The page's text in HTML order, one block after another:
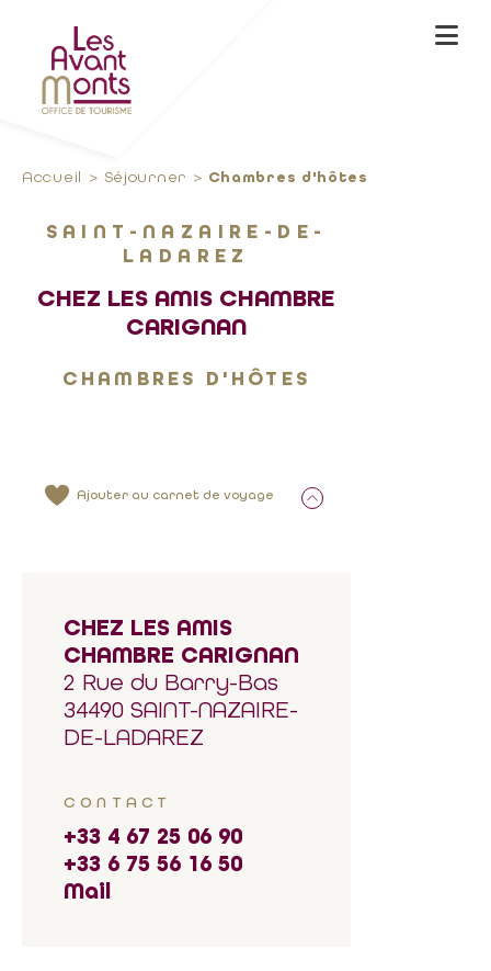
Accueil Séjourner Chambres d'hôtes
SAINT-NAZAIRE-DE-
LADAREZ
CHEZ LES AMIS CHAMBRE
CARIGNAN
CHAMBRES D'HÔTES
Ajouter au carnet de voyage
CHEZ LES AMIS
CHAMBRE CARIGNAN
2 Rue du Barry-Bas
34490 SAINT-NAZAIRE-
DE-LADAREZ
CONTACT
+33 4 67 25 06 90
+33 6 75 56 16 50
Mail